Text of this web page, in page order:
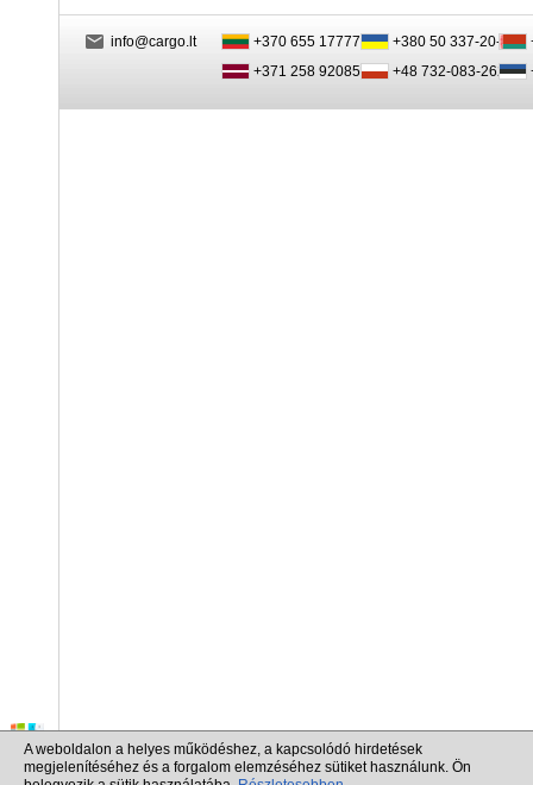
info@cargo.lt
+370 655 17777
+371 258 92085
+380 50 337-20-47
+48 732-083-262
A weboldalon a helyes működéshez, a kapcsolódó hirdetések
megjelenítéséhez és a forgalom elemzéséhez sütiket használunk. Ön